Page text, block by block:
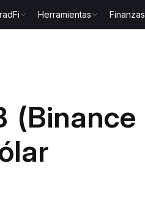
Herramientas Finanzas
(Binance